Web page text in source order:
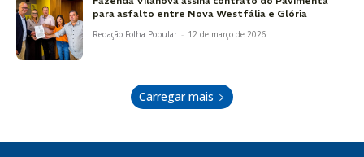
para asfalto entre Nova Westfália e Glória
Redação Folha Popular - 12 de março de 2026
Carregar mais